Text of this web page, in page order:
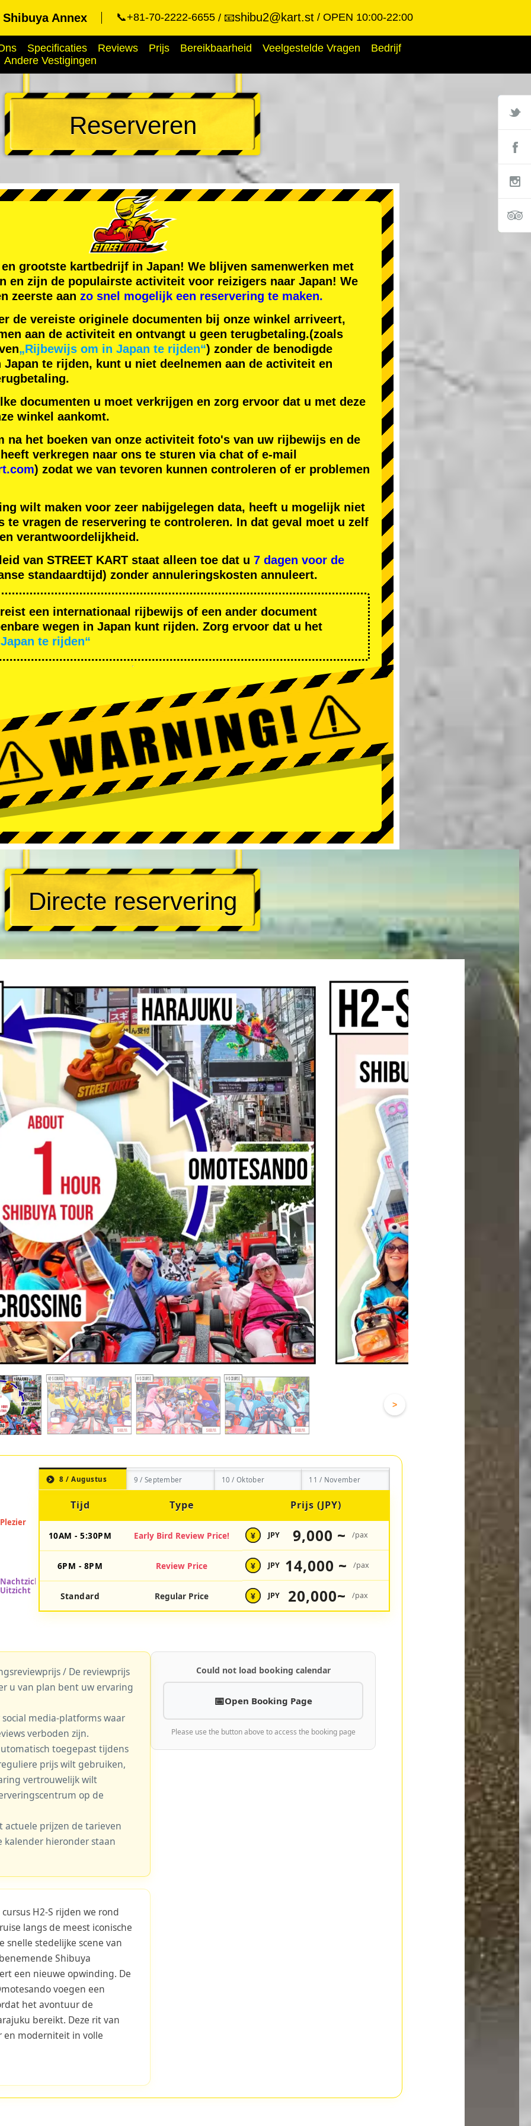
Annex 📞+81-70-2222-6655 📧shibu2@kart.st OPEN 10:00-22:00
Specificaties Reviews Prijs Bereikbaarheid Veelgestelde Vragen
Bedrijf
Andere Vestigingen
Reserveren
grootste kartbedrijf in Japan! We blijven samenwerken met
en zijn de populairste activiteit voor reizigers naar Japan! We
zeerste aan zo snel mogelijk een reservering te maken.
de vereiste originele documenten bij onze winkel arriveert,
aan de activiteit en ontvangt u geen terugbetaling.(zoals
„Rijbewijs om in Japan te rijden“) zonder de benodigde
te rijden, kunt u niet deelnemen aan de activiteit en
documenten u moet verkrijgen en zorg ervoor dat u met deze
winkel aankomt.
na het boeken van onze activiteit foto's van uw rijbewijs en de
verkregen naar ons te sturen via chat of e-mail
) zodat we van tevoren kunnen controleren of er problemen
wilt maken voor zeer nabijgelegen data, heeft u mogelijk niet
te vragen de reservering te controleren. In dat geval moet u zelf
verantwoordelijkheid.
van STREET KART staat alleen toe dat u 7 dagen voor de
standaardtijd) zonder annuleringskosten annuleert.
een internationaal rijbewijs of een ander document
wegen in Japan kunt rijden. Zorg ervoor dat u het
te rijden“
Directe reservering
>
8 / Augustus 9 / September 10 / Oktober 11 / November
Tijd Type Prijs (JPY)
10AM - 5:30PM Early Bird Review Price! ¥ JPY 9,000 ~ /pax
6PM - 8PM Review Price ¥ JPY 14,000 ~ /pax
Standard Regular Price ¥ JPY 20,000~ /pax
/ De reviewprijs
u van plan bent uw ervaring
media-platforms waar
verboden zijn.
toegepast tijdens
prijs wilt gebruiken,
vertrouwelijk wilt
op de
actuele prijzen de tarieven
kalender hieronder staan
H2-S rijden we rond
langs de meest iconische
snelle stedelijke scene van
Shibuya
een nieuwe opwinding. De
voegen een
het avontuur de
bereikt. Deze rit van
en moderniteit in volle
Could not load booking calendar
Open Booking Page
Please use the button above to access the booking page